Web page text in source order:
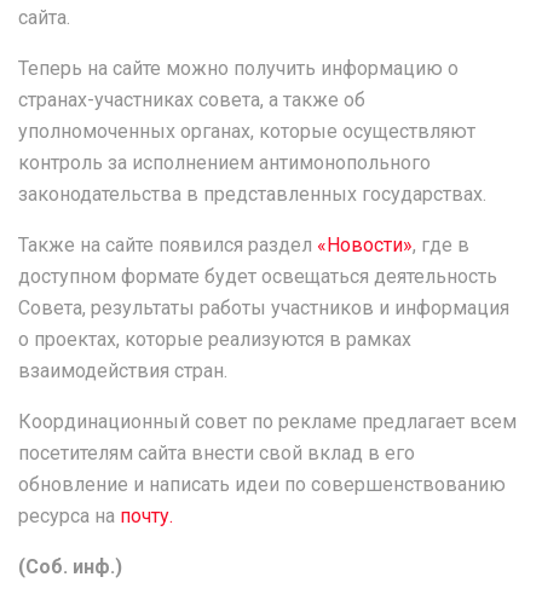
сайта.
Теперь на сайте можно получить информацию о
странах-участниках совета, а также об
уполномоченных органах, которые осуществляют
контроль за исполнением антимонопольного
законодательства в представленных государствах.
Также на сайте появился раздел «Новости», где в
доступном формате будет освещаться деятельность
Совета, результаты работы участников и информация
о проектах, которые реализуются в рамках
взаимодействия стран.
Координационный совет по рекламе предлагает всем
посетителям сайта внести свой вклад в его
обновление и написать идеи по совершенствованию
ресурса на почту.
(Соб. инф.)